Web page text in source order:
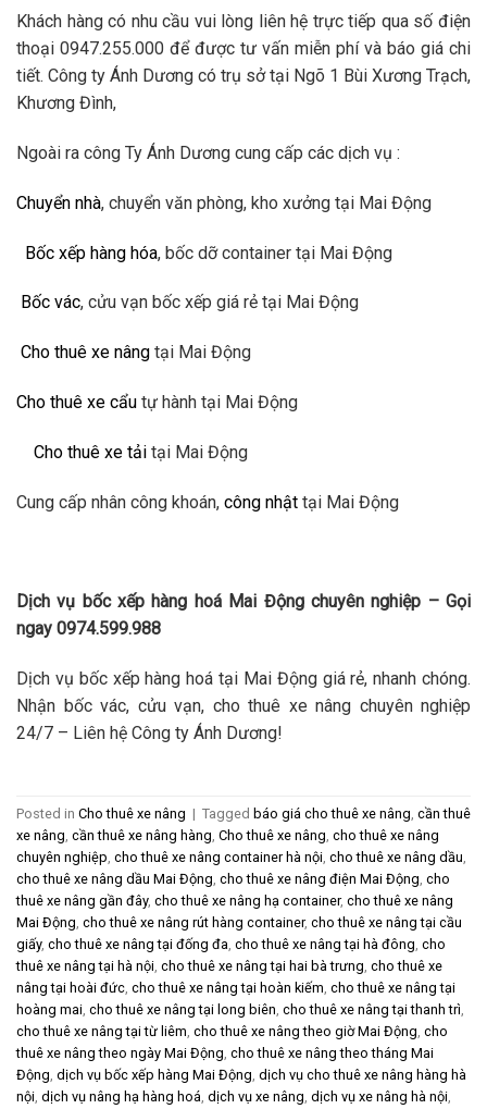
Khách hàng có nhu cầu vui lòng liên hệ trực tiếp qua số điện
thoại 0947.255.000 để được tư vấn miễn phí và báo giá chi
tiết. Công ty Ánh Dương có trụ sở tại Ngõ 1 Bùi Xương Trạch,
Khương Đình,
Ngoài ra công Ty Ánh Dương cung cấp các dịch vụ :
Chuyển nhà, chuyển văn phòng, kho xưởng tại Mai Động
Bốc xếp hàng hóa, bốc dỡ container tại Mai Động
Bốc vác, cửu vạn bốc xếp giá rẻ tại Mai Động
Cho thuê xe nâng tại Mai Động
Cho thuê xe cẩu tự hành tại Mai Động
Cho thuê xe tải tại Mai Động
Cung cấp nhân công khoán, công nhật tại Mai Động
Dịch vụ bốc xếp hàng hoá Mai Động chuyên nghiệp – Gọi
ngay 0974.599.988
Dịch vụ bốc xếp hàng hoá tại Mai Động giá rẻ, nhanh chóng.
Nhận bốc vác, cửu vạn, cho thuê xe nâng chuyên nghiệp
24/7 – Liên hệ Công ty Ánh Dương!
Posted in Cho thuê xe nâng | Tagged báo giá cho thuê xe nâng, cần thuê
xe nâng, cần thuê xe nâng hàng, Cho thuê xe nâng, cho thuê xe nâng
chuyên nghiệp, cho thuê xe nâng container hà nội, cho thuê xe nâng dầu,
cho thuê xe nâng dầu Mai Động, cho thuê xe nâng điện Mai Động, cho
thuê xe nâng gần đây, cho thuê xe nâng hạ container, cho thuê xe nâng
Mai Động, cho thuê xe nâng rút hàng container, cho thuê xe nâng tại cầu
giấy, cho thuê xe nâng tại đống đa, cho thuê xe nâng tại hà đông, cho
thuê xe nâng tại hà nội, cho thuê xe nâng tại hai bà trưng, cho thuê xe
nâng tại hoài đức, cho thuê xe nâng tại hoàn kiếm, cho thuê xe nâng tại
hoàng mai, cho thuê xe nâng tại long biên, cho thuê xe nâng tại thanh trì,
cho thuê xe nâng tại từ liêm, cho thuê xe nâng theo giờ Mai Động, cho
thuê xe nâng theo ngày Mai Động, cho thuê xe nâng theo tháng Mai
Động, dịch vụ bốc xếp hàng Mai Động, dịch vụ cho thuê xe nâng hàng hà
nội, dịch vụ nâng hạ hàng hoá, dịch vụ xe nâng, dịch vụ xe nâng hà nội,